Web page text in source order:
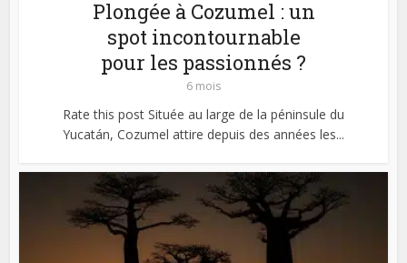
Plongée à Cozumel : un
spot incontournable
pour les passionnés ?
6 mois
Rate this post Située au large de la péninsule du
Yucatán, Cozumel attire depuis des années les...